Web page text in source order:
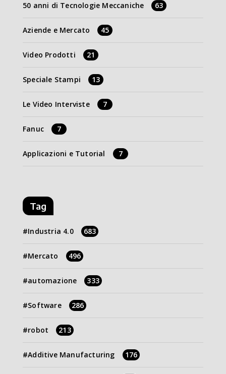
50 anni di Tecnologie Meccaniche 63
Aziende e Mercato 45
Video Prodotti 21
Speciale Stampi 13
Le Video Interviste 7
Fanuc 7
Applicazioni e Tutorial 7
Tag
Industria 4.0 683
Mercato 496
automazione 333
Software 286
robot 213
Additive Manufacturing 176